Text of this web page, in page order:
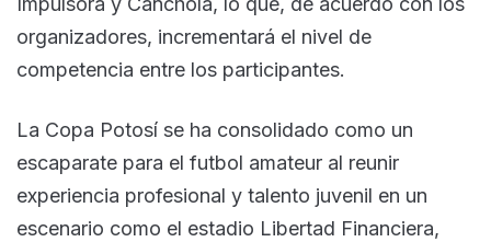
organizadores, incrementará el nivel de
competencia entre los participantes.
La Copa Potosí se ha consolidado como un
escaparate para el futbol amateur al reunir
experiencia profesional y talento juvenil en un
escenario como el estadio Libertad Financiera,